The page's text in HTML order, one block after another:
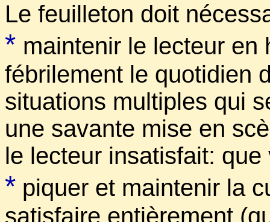
Le feuilleton doit
* maintenir le lecteur en
fébrilement le quotidien
situations multiples qui
une savante mise en
le lecteur insatisfait:
* piquer et maintenir la
satisfaire entièrement